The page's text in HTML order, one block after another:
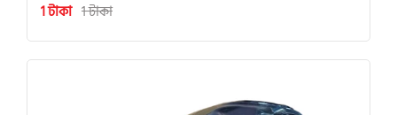
1 টাকা 1 টাকা